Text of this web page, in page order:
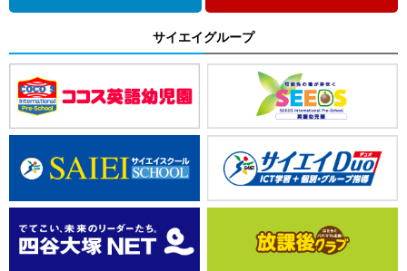
サイエイグループ